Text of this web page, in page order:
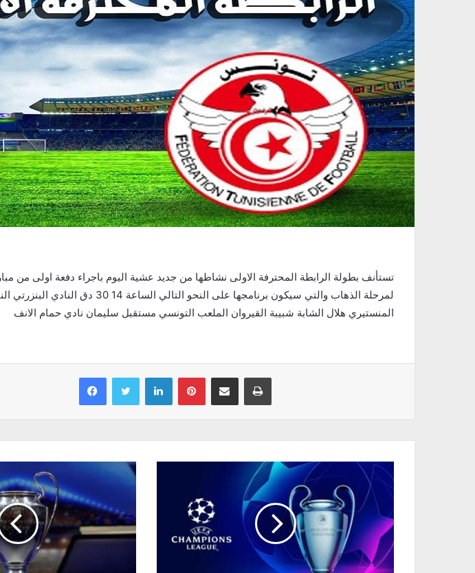
لمرحلة الذهاب والتي سيكون برنامجها على النحو
المنستيري هلال الشابة شبيبة القيروان الملعب التونسي مستقبل سليمان نادي حمام الانف
Facebook Twitter Linkedin Pinterest Partager par email Imprimer